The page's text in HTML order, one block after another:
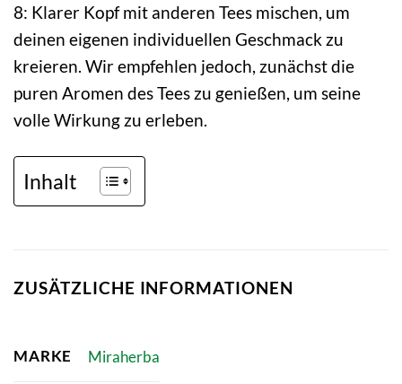
8: Klarer Kopf mit anderen Tees mischen, um
deinen eigenen individuellen Geschmack zu
kreieren. Wir empfehlen jedoch, zunächst die
puren Aromen des Tees zu genießen, um seine
volle Wirkung zu erleben.
Inhalt
ZUSÄTZLICHE INFORMATIONEN
MARKE Miraherba